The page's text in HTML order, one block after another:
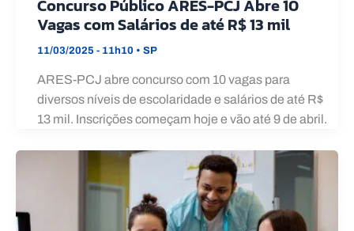
Concurso Público ARES-PCJ Abre 10
Vagas com Salários de até R$ 13 mil
11/03/2025 - 11h10 • SP
ARES-PCJ abre concurso com 10 vagas para
diversos níveis de escolaridade e salários de até R$
13 mil. Inscrições começam hoje e vão até 9 de abril.